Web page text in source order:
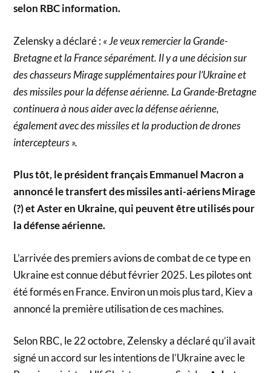
selon RBC information.
Zelensky a déclaré :« Je veux remercier la Grande-
Bretagne et la France séparément. Il y a une décision sur
des chasseurs Mirage supplémentaires pour l’Ukraine et
des missiles pour la défense aérienne. La Grande-Bretagne
continuera à nous aider avec la défense aérienne,
également avec des missiles et la production de drones
intercepteurs ».
Plus tôt, le président français Emmanuel Macron a
annoncé le transfert des missiles anti-aériens Mirage
(?) et Aster en Ukraine, qui peuvent être utilisés pour
la défense aérienne.
L’arrivée des premiers avions de combat de ce type en
Ukraine est connue début février 2025. Les pilotes ont
été formés en France. Environ un mois plus tard, Kiev a
annoncé la première utilisation de ces machines.
Selon RBC, le 22 octobre, Zelensky a déclaré qu’il avait
signé un accord sur les intentions de l’Ukraine avec le